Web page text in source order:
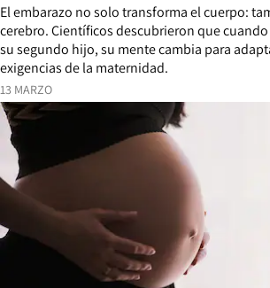
13 MARZO
El embarazo no solo transforma el cuerpo:
cerebro. Científicos descubrieron que
su segundo hijo, su mente cambia para
exigencias de la maternidad.